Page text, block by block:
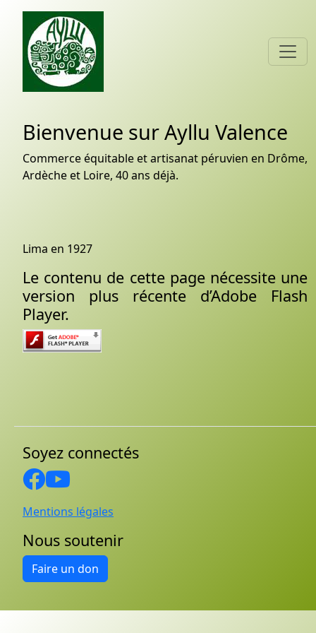
Bienvenue sur Ayllu Valence
Commerce équitable et artisanat péruvien en Drôme,
Ardèche et Loire, 40 ans déjà.
Lima en 1927
Le contenu de cette page nécessite une
version plus récente d’Adobe Flash
Player.
Soyez connectés
Mentions légales
Nous soutenir
Faire un don